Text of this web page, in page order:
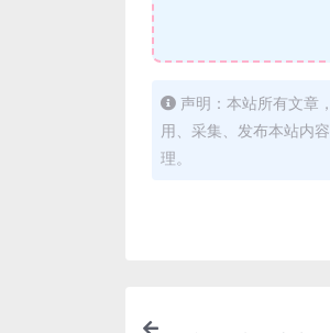
声明：本站所有文章
用、采集、发布本站内
理。